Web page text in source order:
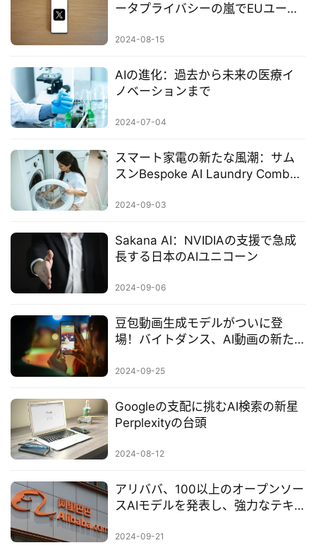
ータプライバシーの嵐でEUユーザ
大きな挑戦
2024-08-15
AIの進化：過去から未来の医療イ
ノベーションまで
2024-07-04
スマート家電の新たな風潮：サム
スンBespoke AI Laundry Combo™
2024-09-03
Sakana AI：NVIDIAの支援で急成
長する日本のAIユニコーン
2024-09-06
豆包動画生成モデルがついに登
場！バイトダンス、AI動画の新た
2024-09-25
Googleの支配に挑むAI検索の新星
Perplexityの台頭
2024-08-12
アリババ、100以上のオープンソー
スAIモデルを発表し、強力なテキ
2024-09-21